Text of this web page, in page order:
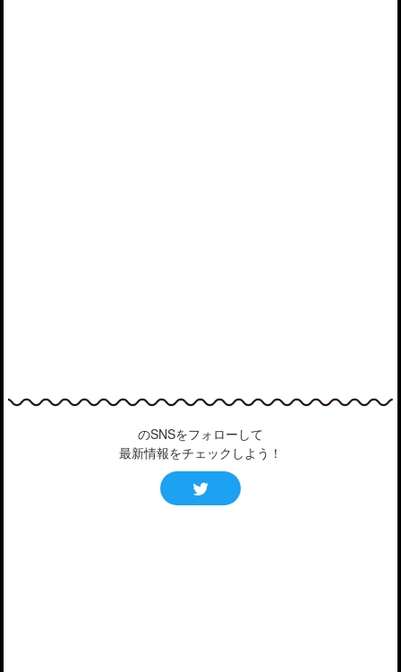
のSNSをフォローして
最新情報をチェックしよう！